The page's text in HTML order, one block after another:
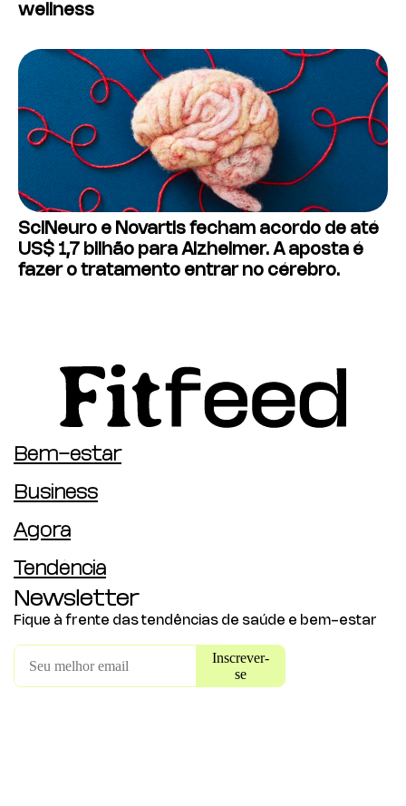
wellness
SciNeuro e Novartis fecham acordo de até
US$ 1,7 bilhão para Alzheimer. A aposta é
fazer o tratamento entrar no cérebro.
Bem-estar
Business
Agora
Tendência
Newsletter
Fique à frente das tendências de saúde e bem-estar